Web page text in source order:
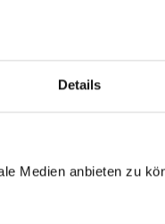
Details
Medien anbieten zu
Projekt oder ein
durch die Wahl